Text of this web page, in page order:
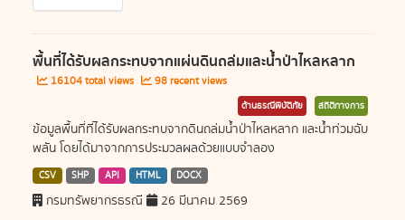
พื้นที่ได้รับผลกระทบจากแผ่นดินถล่มและน้ำป่าไหลหลาก
16104 total views 98 recent views
ด้านธรณีพิบัติภัย สถิติทางการ
ข้อมูลพื้นที่ที่ได้รับผลกระทบจากดินถล่มน้ำป่าไหลหลาก และน้ำท่วมฉับ
พลัน โดยได้มาจากการประมวลผลด้วยแบบจำลอง
CSV SHP API HTML DOCX
กรมทรัพยากรธรณี 26 มีนาคม 2569